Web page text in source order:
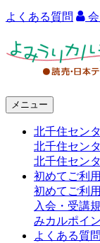
よくある質問
メニュー
北千住セン
北千住セン
北千住セン
初めてご利
初めてご利
入会・受講
みカルポイ
よくある質問